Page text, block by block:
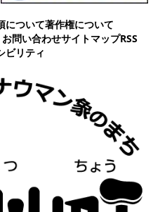
について著作権について
問い合わせサイトマップRSS
ビリティ